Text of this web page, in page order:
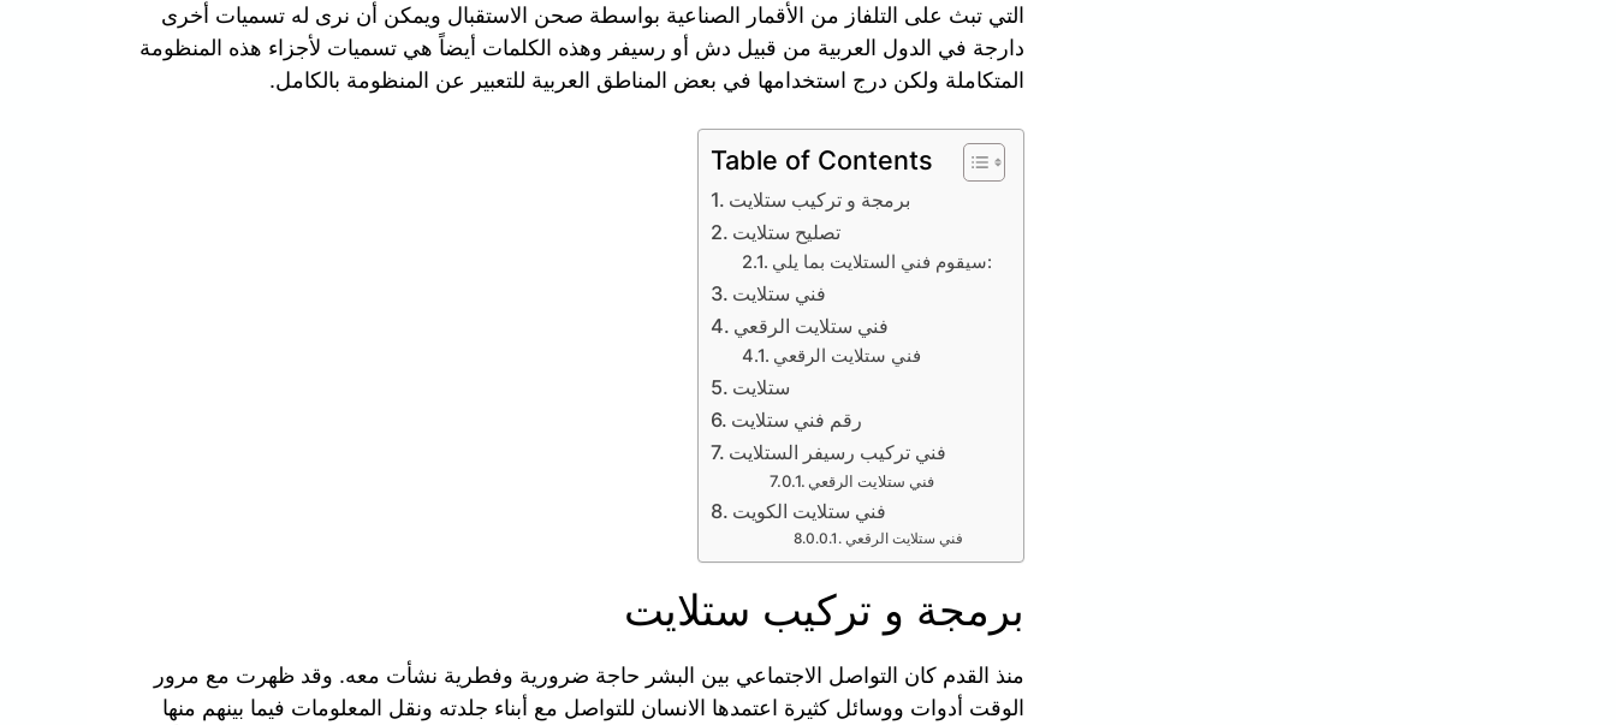
التي تبث على التلفاز من الأقمار الصناعية بواسطة صحن الاستقبال ويمكن أن نرى له تسميات أخرى
دارجة في الدول العربية من قبيل دش أو رسيفر وهذه الكلمات أيضاً هي تسميات لأجزاء هذه المنظومة
المتكاملة ولكن درج استخدامها في بعض المناطق العربية للتعبير عن المنظومة بالكامل.
Table of Contents
برمجة و تركيب ستلايت
تصليح ستلايت
سيقوم فني الستلايت بما يلي:
فني ستلايت
فني ستلايت الرقعي
فني ستلايت الرقعي
ستلايت
رقم فني ستلايت
فني تركيب رسيفر الستلايت
فني ستلايت الرقعي
فني ستلايت الكويت
فني ستلايت الرقعي
برمجة و تركيب ستلايت
منذ القدم كان التواصل الاجتماعي بين البشر حاجة ضرورية وفطرية نشأت معه. وقد ظهرت مع مرور
الوقت أدوات ووسائل كثيرة اعتمدها الانسان للتواصل مع أبناء جلدته ونقل المعلومات فيما بينهم منها